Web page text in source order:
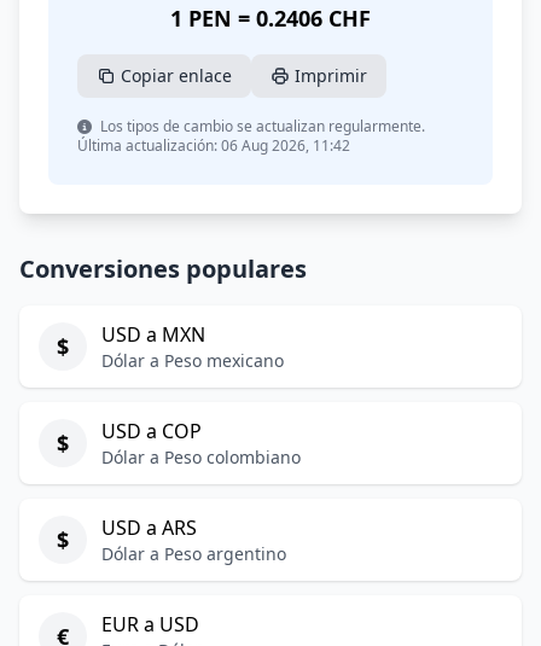
1 PEN = 0.2406 CHF
Copiar enlace Imprimir
Los tipos de cambio se actualizan regularmente.
Última actualización: 06 Aug 2026, 11:42
Conversiones populares
$ USD a MXN
Dólar a Peso mexicano
$ USD a COP
Dólar a Peso colombiano
$ USD a ARS
Dólar a Peso argentino
€ EUR a USD